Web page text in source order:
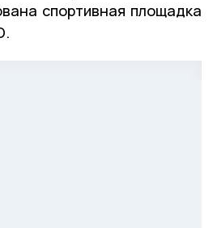
спортивная площадка